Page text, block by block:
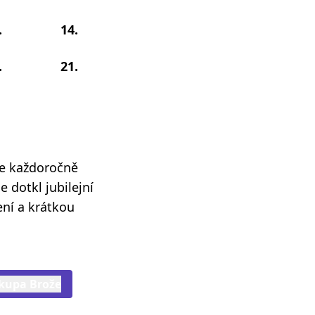
14.
21.
každoročně
dotkl jubilejní
a krátkou